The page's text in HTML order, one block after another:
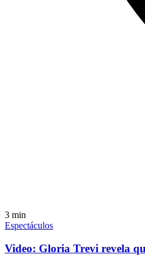
3 min
Espectáculos
Video: Gloria Trevi revela